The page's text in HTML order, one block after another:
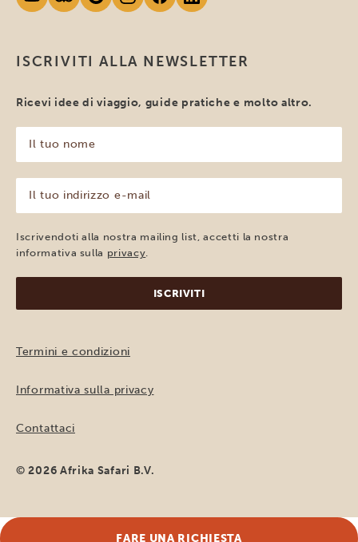
ISCRIVITI ALLA NEWSLETTER
Ricevi idee di viaggio, guide pratiche e molto altro.
tuo
nome
(Obbligatorio)
tuo
indirizzo
e-
mail
Iscrivendoti alla nostra mailing list, accetti la nostra
informativa sulla privacy
Termini e condizioni
Informativa sulla privacy
Contattaci
© 2026 Afrika Safari B.V.
FARE UNA RICHIESTA